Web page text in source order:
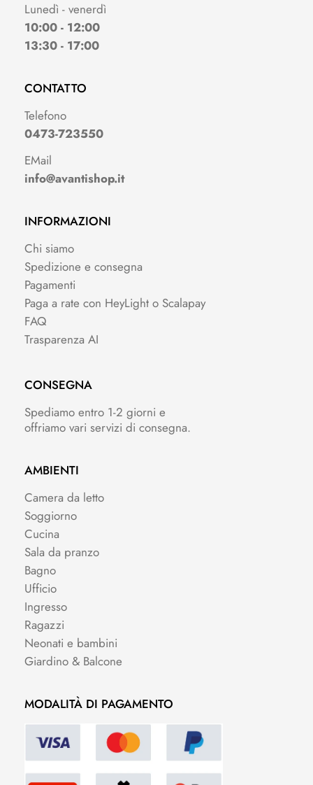
Lunedì - venerdì
10:00 - 12:00
13:30 - 17:00
CONTATTO
Telefono
0473-723550
EMail
info@avantishop.it
INFORMAZIONI
Chi siamo
Spedizione e consegna
Pagamenti
Paga a rate con HeyLight o Scalapay
FAQ
Trasparenza AI
CONSEGNA
Spediamo entro 1-2 giorni e
offriamo vari servizi di consegna.
AMBIENTI
Camera da letto
Soggiorno
Cucina
Sala da pranzo
Bagno
Ufficio
Ingresso
Ragazzi
Neonati e bambini
Giardino & Balcone
MODALITÀ DI PAGAMENTO